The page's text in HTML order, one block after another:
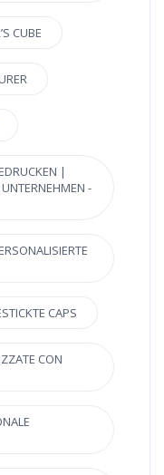
CUBE
|
-
CAPS
CON